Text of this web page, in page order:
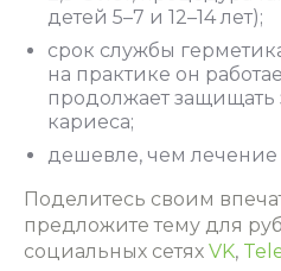
детей 5–7 и 12–14 лет);
срок службы
на практике он
продолжает защищать
кариеса;
дешевле, чем лечение
Поделитесь своим
предложите тему для
социальных сетях VK,